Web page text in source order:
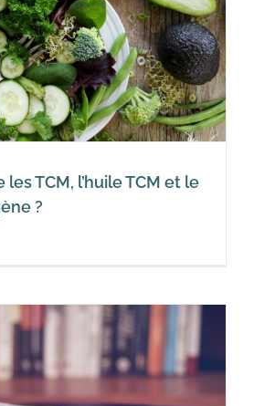
les TCM, l’huile TCM et le
?